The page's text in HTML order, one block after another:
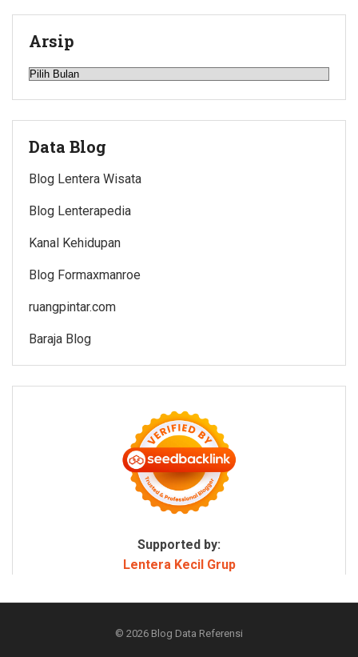
Arsip
Arsip
Data Blog
Blog Lentera Wisata
Blog Lenterapedia
Kanal Kehidupan
Blog Formaxmanroe
ruangpintar.com
Baraja Blog
Supported by:
Lentera Kecil Grup
© 2026 Blog Data Referensi